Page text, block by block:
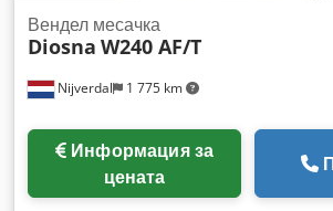
Nijverdal 1 775 km
Вендел месачка
Diosna W240 AF/T
Информация за
цената